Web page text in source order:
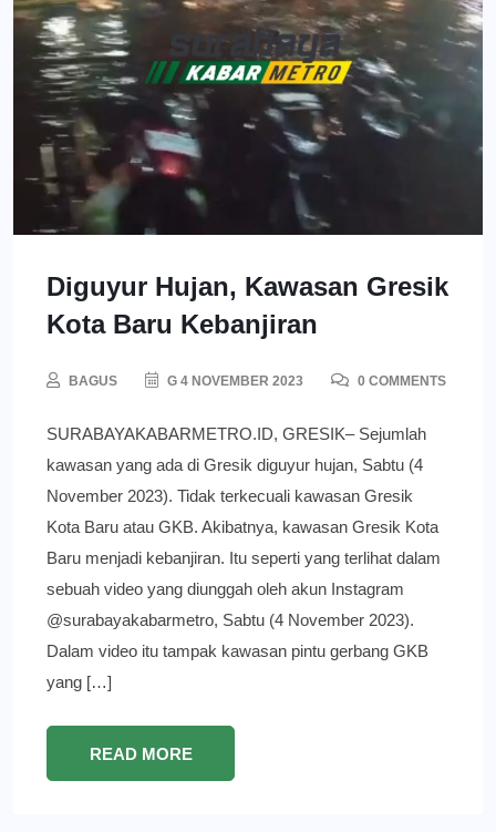
Diguyur Hujan, Kawasan Gresik
Kota Baru Kebanjiran
BAGUS G 4 NOVEMBER 2023 0 COMMENTS
SURABAYAKABARMETRO.ID, GRESIK– Sejumlah
kawasan yang ada di Gresik diguyur hujan, Sabtu (4
November 2023). Tidak terkecuali kawasan Gresik
Kota Baru atau GKB. Akibatnya, kawasan Gresik Kota
Baru menjadi kebanjiran. Itu seperti yang terlihat dalam
sebuah video yang diunggah oleh akun Instagram
@surabayakabarmetro, Sabtu (4 November 2023).
Dalam video itu tampak kawasan pintu gerbang GKB
yang […]
READ MORE